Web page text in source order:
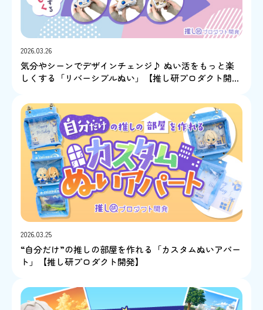
2026.03.26
気分やシーンでデザインチェンジ♪ ぬい活をもっと楽
しくする「リバーシブルぬい」【推し研プロダクト開
2026.03.25
“自分だけ”の推しの部屋を作れる「カスタムぬいアパー
ト」【推し研プロダクト開発】